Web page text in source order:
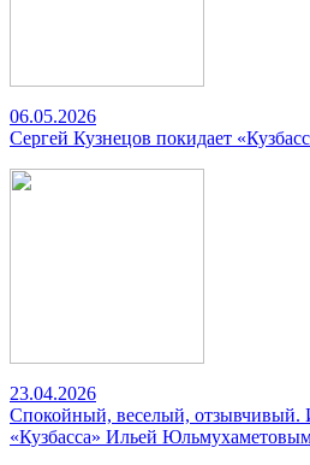
06.05.2026
Сергей Кузнецов покидает
23.04.2026
Спокойный, веселый,
«Кузбасса» Ильей